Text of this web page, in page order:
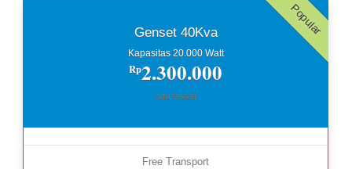
Popular
Genset 40Kva
Kapasitas 20.000 Watt
Rp2.300.000
/UNIT/HARI
Free Transport